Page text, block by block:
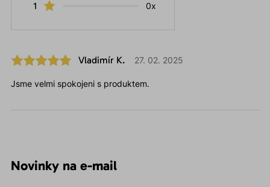
1
0x
Vladimír K. 27. 02. 2025
Jsme velmi spokojeni s produktem.
Novinky na e-mail